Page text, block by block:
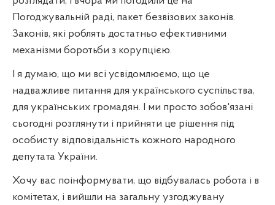
Погоджувальній раді, пакет безвізових законів.
Законів, які роблять достатньо ефективними
механізми боротьби з корупцією.
І я думаю, що ми всі усвідомлюємо, що це
надважливе питання для українського суспільства,
для українських громадян. І ми просто зобов'язані
сьогодні розглянути і прийняти це рішення під
особисту відповідальність кожного народного
депутата України.
Хочу вас поінформувати, що відбувалась робота і в
комітетах, і вийшли на загальну узгоджувану